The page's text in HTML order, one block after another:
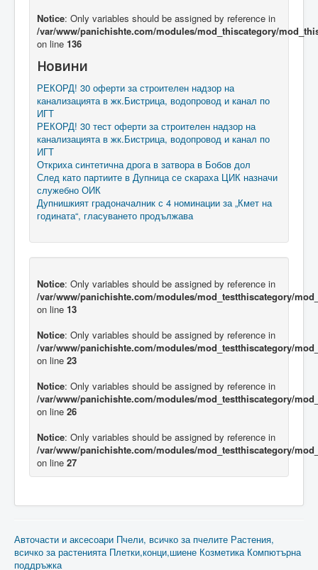
Notice: Only variables should be assigned by reference in
/var/www/panichishte.com/modules/mod_thiscategory/
on line 136
Новини
РЕКОРД! 30 оферти за строителен надзор на
канализацията в жк.Бистрица, водопровод и канал по
ИГТ
РЕКОРД! 30 тест оферти за строителен надзор на
канализацията в жк.Бистрица, водопровод и канал по
ИГТ
Откриха синтетична дрога в затвора в Бобов дол
След като партиите в Дупница се скараха ЦИК назначи
служебно ОИК
Дупнишкият градоначалник с 4 номинации за „Кмет на
годината“, гласуването продължава
Notice: Only variables should be assigned by reference in
/var/www/panichishte.com/modules/mod_testthiscategory/
on line 13
Notice: Only variables should be assigned by reference in
/var/www/panichishte.com/modules/mod_testthiscategory/
on line 23
Notice: Only variables should be assigned by reference in
/var/www/panichishte.com/modules/mod_testthiscategory/
on line 26
Notice: Only variables should be assigned by reference in
/var/www/panichishte.com/modules/mod_testthiscategory/
on line 27
Авточасти и аксесоари Пчели, всичко за пчелите Растения,
всичко за растенията Плетки,конци,шиене Козметика Компютърна
поддръжка